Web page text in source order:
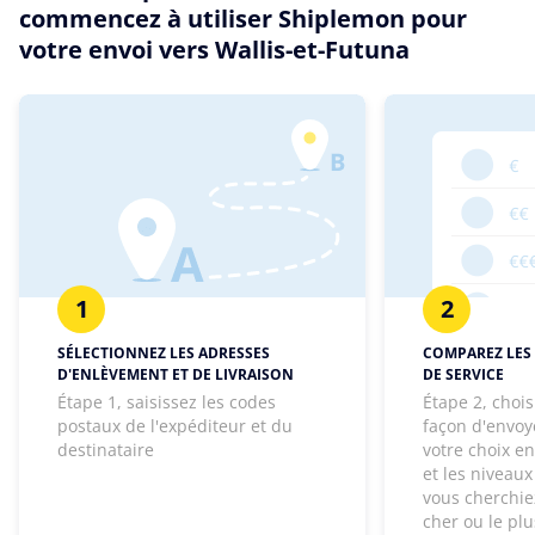
commencez à utiliser Shiplemon pour
votre envoi vers Wallis-et-Futuna
1
SÉLECTIONNEZ LES ADRESSES
D'ENLÈVEMENT ET DE LIVRAISON
Étape 1, saisissez les codes
postaux de l'expéditeur et du
destinataire
2
COMPAREZ
DE SERVICE
Étape 2,
façon
votre choix
et les
vous
cher ou le